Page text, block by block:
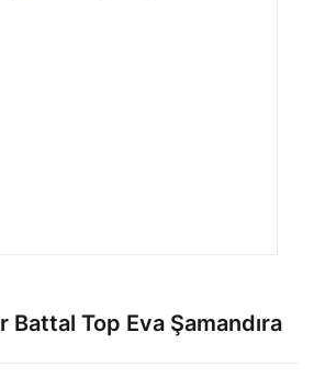
Battal Top Eva Şamandıra